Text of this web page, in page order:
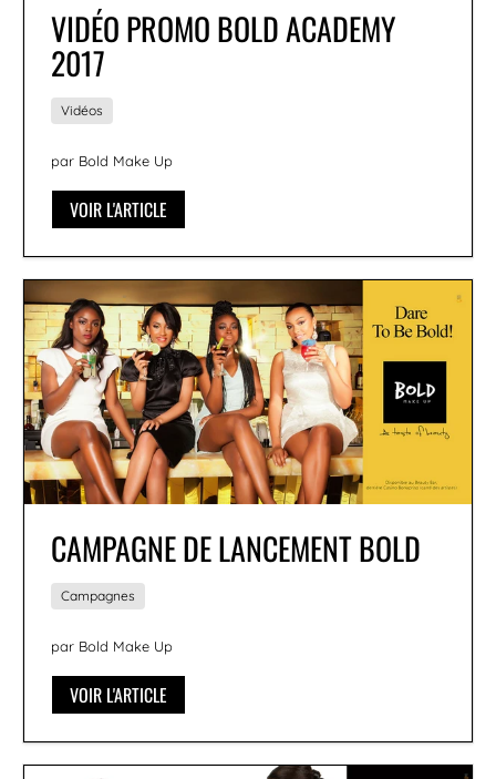
VIDÉO PROMO BOLD ACADEMY
2017
Vidéos
par Bold Make Up
VOIR L'ARTICLE
CAMPAGNE DE LANCEMENT BOLD
Campagnes
par Bold Make Up
VOIR L'ARTICLE